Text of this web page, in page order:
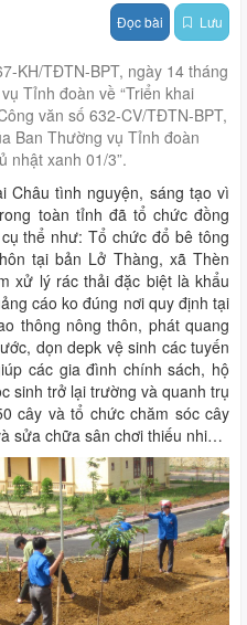
Đọc bài Lưu
TĐTN-BPT, ngày 14 tháng
Tỉnh đoàn về “Triển khai
văn số 632-CV/TĐTN-BPT,
Ban Thường vụ Tỉnh đoàn
nhật xanh 01/3”.
tình nguyện, sáng tạo vì
toàn tỉnh đã tổ chức đồng
thể như: Tổ chức đổ bê tông
tại bản Lở Thàng, xã Thèn
xử lý rác thải đặc biệt là khẩu
cáo ko đúng nơi quy định tại
thông nông thôn, phát quang
dọn depk vệ sinh các tuyến
các gia đình chính sách, hộ
sinh trở lại trường và quanh trụ
cây và tổ chức chăm sóc cây
sửa chữa sân chơi thiếu nhi…